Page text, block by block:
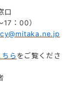
口
：00）
ちら をご覧くださ